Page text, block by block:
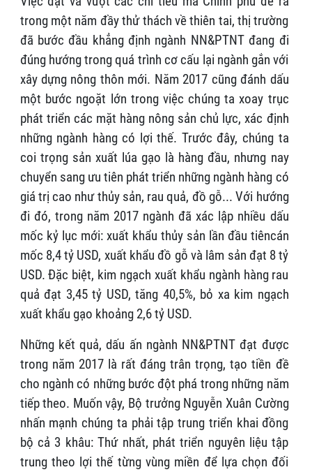
trong một năm đầy thử thách về thiên tai, thị trường
đã bước đầu khẳng định ngành NN&PTNT đang đi
đúng hướng trong quá trình cơ cấu lại ngành gắn với
xây dựng nông thôn mới. Năm 2017 cũng đánh dấu
một bước ngoặt lớn trong việc chúng ta xoay trục
phát triển các mặt hàng nông sản chủ lực, xác định
những ngành hàng có lợi thế. Trước đây, chúng ta
coi trọng sản xuất lúa gạo là hàng đầu, nhưng nay
chuyển sang ưu tiên phát triển những ngành hàng có
giá trị cao như thủy sản, rau quả, đồ gỗ... Với hướng
đi đó, trong năm 2017 ngành đã xác lập nhiều dấu
mốc kỷ lục mới: xuất khẩu thủy sản lần đầu tiêncán
mốc 8,4 tỷ USD, xuất khẩu đồ gỗ và lâm sản đạt 8 tỷ
USD. Đặc biệt, kim ngạch xuất khẩu ngành hàng rau
quả đạt 3,45 tỷ USD, tăng 40,5%, bỏ xa kim ngạch
xuất khẩu gạo khoảng 2,6 tỷ USD.
Những kết quả, dấu ấn ngành NN&PTNT đạt được
trong năm 2017 là rất đáng trân trọng, tạo tiền đề
cho ngành có những bước đột phá trong những năm
tiếp theo. Muốn vậy, Bộ trưởng Nguyễn Xuân Cường
nhấn mạnh chúng ta phải tập trung triển khai đồng
bộ cả 3 khâu: Thứ nhất, phát triển nguyên liệu tập
trung theo lợi thế từng vùng miền để lựa chọn đối